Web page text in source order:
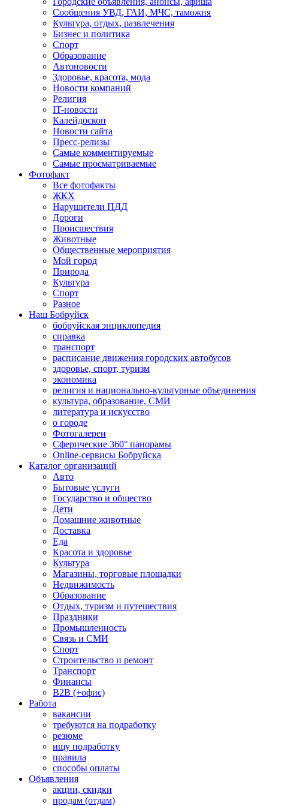
Сообщения УВД, ГАИ, МЧС, таможня
Культура, отдых, развлечения
Бизнес и политика
Спорт
Образование
Автоновости
Здоровье, красота, мода
Новости компаний
Религия
IT-новости
Калейдоскоп
Новости сайта
Пресс-релизы
Самые комментируемые
Самые просматриваемые
Фотофакт
Все фотофакты
ЖКХ
Нарушители ПДД
Дороги
Происшествия
Животные
Общественные мероприятия
Мой город
Природа
Культура
Спорт
Разное
Наш Бобруйск
бобруйская энциклопедия
справка
транспорт
расписание движения городских автобусов
здоровье, спорт, туризм
экономика
религия и национально-культурные объединения
культура, образование, СМИ
литература и искусство
о городе
Фотогалереи
Сферические 360° панорамы
Online-сервисы Бобруйска
Каталог организаций
Авто
Бытовые услуги
Государство и общество
Дети
Домашние животные
Доставка
Еда
Красота и здоровье
Культура
Магазины, торговые площадки
Недвижимость
Образование
Отдых, туризм и путешествия
Праздники
Промышленность
Связь и СМИ
Спорт
Строительство и ремонт
Транспорт
Финансы
B2B (+офис)
Работа
вакансии
требуются на подработку
резюме
ищу подработку
правила
способы оплаты
Объявления
акции, скидки
продам (отдам)